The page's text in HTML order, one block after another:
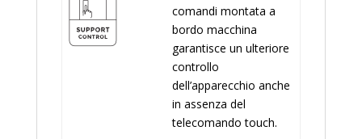
comandi montata a
bordo macchina
garantisce un ulteriore
controllo
dell’apparecchio anche
in assenza del
telecomando touch.